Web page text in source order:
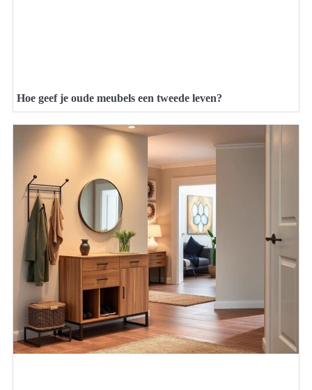
Hoe geef je oude meubels een tweede leven?